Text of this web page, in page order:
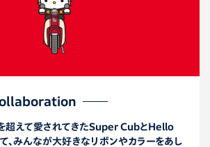
超えて愛されてきたSuper CubとHello
、みんなが大好きなリボンやカラーをあし